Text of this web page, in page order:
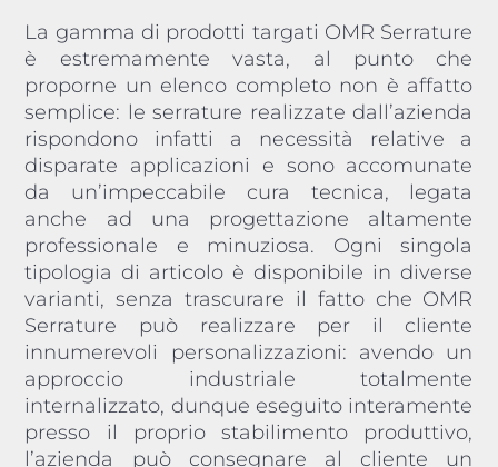
La gamma di prodotti targati OMR Serrature
è estremamente vasta, al punto che
proporne un elenco completo non è affatto
semplice: le serrature realizzate dall’azienda
rispondono infatti a necessità relative a
disparate applicazioni e sono accomunate
da un’impeccabile cura tecnica, legata
anche ad una progettazione altamente
professionale e minuziosa. Ogni singola
tipologia di articolo è disponibile in diverse
varianti, senza trascurare il fatto che OMR
Serrature può realizzare per il cliente
innumerevoli personalizzazioni: avendo un
approccio industriale totalmente
internalizzato, dunque eseguito interamente
presso il proprio stabilimento produttivo,
l’azienda può consegnare al cliente un